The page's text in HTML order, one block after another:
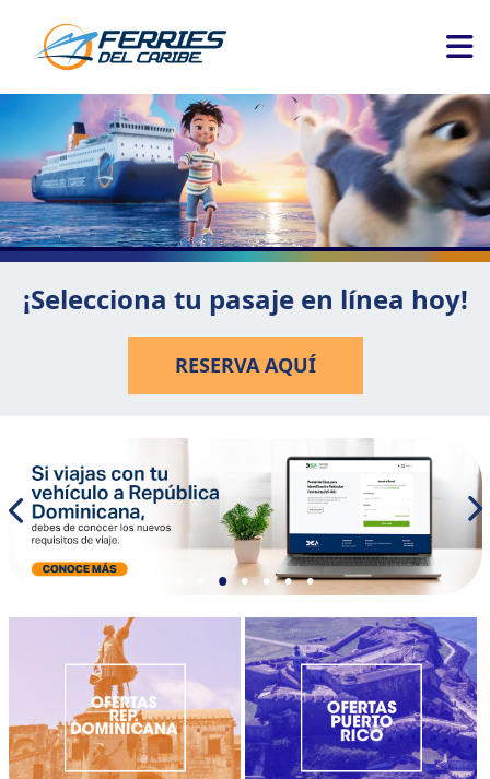
¡Selecciona tu pasaje en línea hoy!
RESERVA AQUÍ
• • • • •